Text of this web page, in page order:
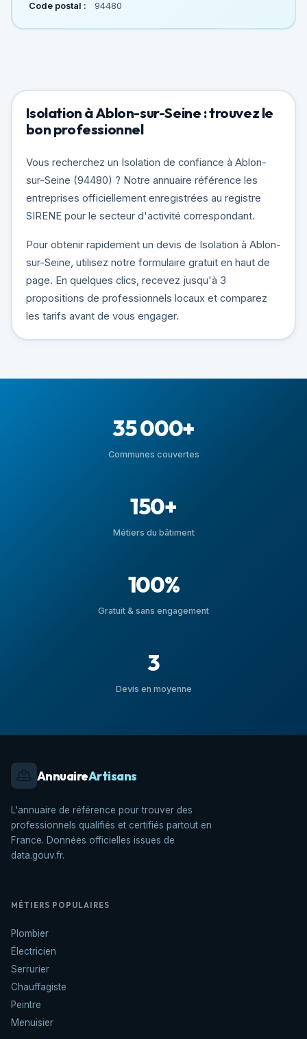
Code postal :
94480
Isolation à Ablon-sur-Seine : trouvez le
bon professionnel
Vous recherchez un Isolation de confiance à Ablon-
sur-Seine (94480) ? Notre annuaire référence les
entreprises officiellement enregistrées au registre
SIRENE pour le secteur d'activité correspondant.
Pour obtenir rapidement un devis de Isolation à Ablon-
sur-Seine, utilisez notre formulaire gratuit en haut de
page. En quelques clics, recevez jusqu'à 3
propositions de professionnels locaux et comparez
les tarifs avant de vous engager.
35 000+
Communes couvertes
150+
Métiers du bâtiment
100%
Gratuit & sans engagement
3
Devis en moyenne
AnnuaireArtisans
L'annuaire de référence pour trouver des
professionnels qualifiés et certifiés partout en
France. Données officielles issues de
data.gouv.fr.
MÉTIERS POPULAIRES
Plombier
Électricien
Serrurier
Chauffagiste
Peintre
Menuisier